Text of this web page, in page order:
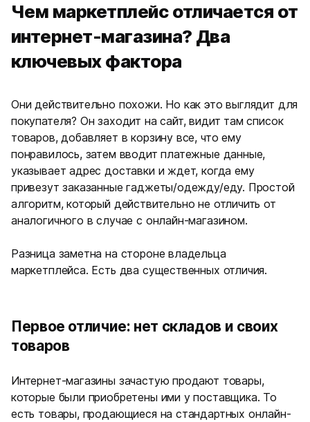
Чем маркетплейс отличается от
интернет-магазина? Два
ключевых фактора
Они действительно похожи. Но как это выглядит для
покупателя? Он заходит на сайт, видит там список
товаров, добавляет в корзину все, что ему
понравилось, затем вводит платежные данные,
указывает адрес доставки и ждет, когда ему
привезут заказанные гаджеты/одежду/еду. Простой
алгоритм, который действительно не отличить от
аналогичного в случае с онлайн-магазином.
Разница заметна на стороне владельца
маркетплейса. Есть два существенных отличия.
Первое отличие: нет складов и своих
товаров
Интернет-магазины зачастую продают товары,
которые были приобретены ими у поставщика. То
есть товары, продающиеся на стандартных онлайн-